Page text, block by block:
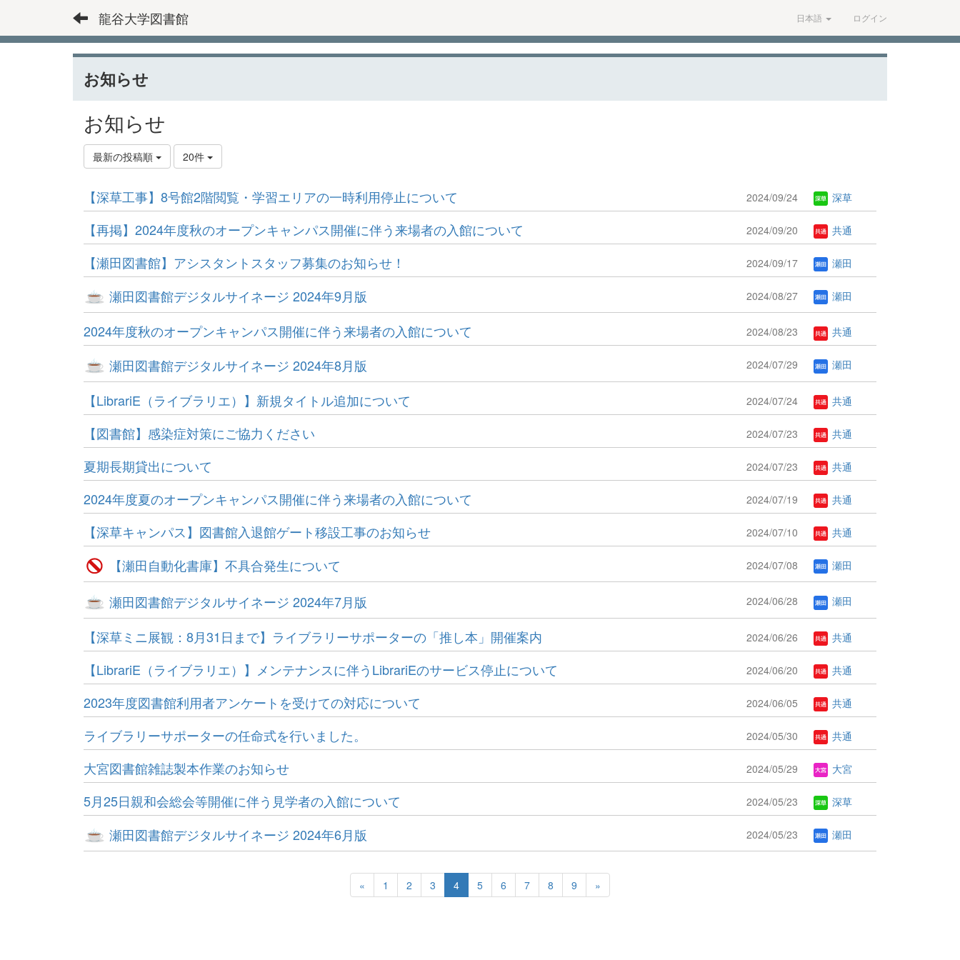
龍谷大学図書館 日本語 ログイン
お知らせ
お知らせ
最新の投稿順 20件
【深草工事】8号館2階閲覧・学習エリアの一時利用停止について 2024/09/24 深草
【再掲】2024年度秋のオープンキャンパス開催に伴う来場者の入館について 2024/09/20 共通
【瀬田図書館】アシスタントスタッフ募集のお知らせ！ 2024/09/17 瀬田
瀬田図書館デジタルサイネージ 2024年9月版 2024/08/27 瀬田
2024年度秋のオープンキャンパス開催に伴う来場者の入館について 2024/08/23 共通
瀬田図書館デジタルサイネージ 2024年8月版 2024/07/29 瀬田
【LibrariE（ライブラリエ）】新規タイトル追加について 2024/07/24 共通
【図書館】感染症対策にご協力ください 2024/07/23 共通
夏期長期貸出について 2024/07/23 共通
2024年度夏のオープンキャンパス開催に伴う来場者の入館について 2024/07/19 共通
【深草キャンパス】図書館入退館ゲート移設工事のお知らせ 2024/07/10 共通
【瀬田自動化書庫】不具合発生について 2024/07/08 瀬田
瀬田図書館デジタルサイネージ 2024年7月版 2024/06/28 瀬田
【深草ミニ展観：8月31日まで】ライブラリーサポーターの「推し本」開催案内 2024/06/26 共通
【LibrariE（ライブラリエ）】メンテナンスに伴うLibrariEのサービス停止について 2024/06/20 共通
2023年度図書館利用者アンケートを受けての対応について 2024/06/05 共通
ライブラリーサポーターの任命式を行いました。 2024/05/30 共通
大宮図書館雑誌製本作業のお知らせ 2024/05/29 大宮
5月25日親和会総会等開催に伴う見学者の入館について 2024/05/23 深草
瀬田図書館デジタルサイネージ 2024年6月版 2024/05/23 瀬田
« 1 2 3 4 5 6 7 8 9 »